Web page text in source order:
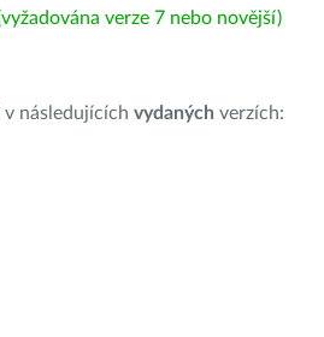
verze 7 nebo novější)
následujících vydaných verzích: